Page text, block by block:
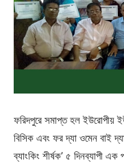
ফরিদপুরে সমাপ্ত হল ইউরোপীয়
বিসিক এবং ফর দ্যা ওমেন বাই
ব্যাংকিং শীর্ষক’ ৫ দিনব্যাপী